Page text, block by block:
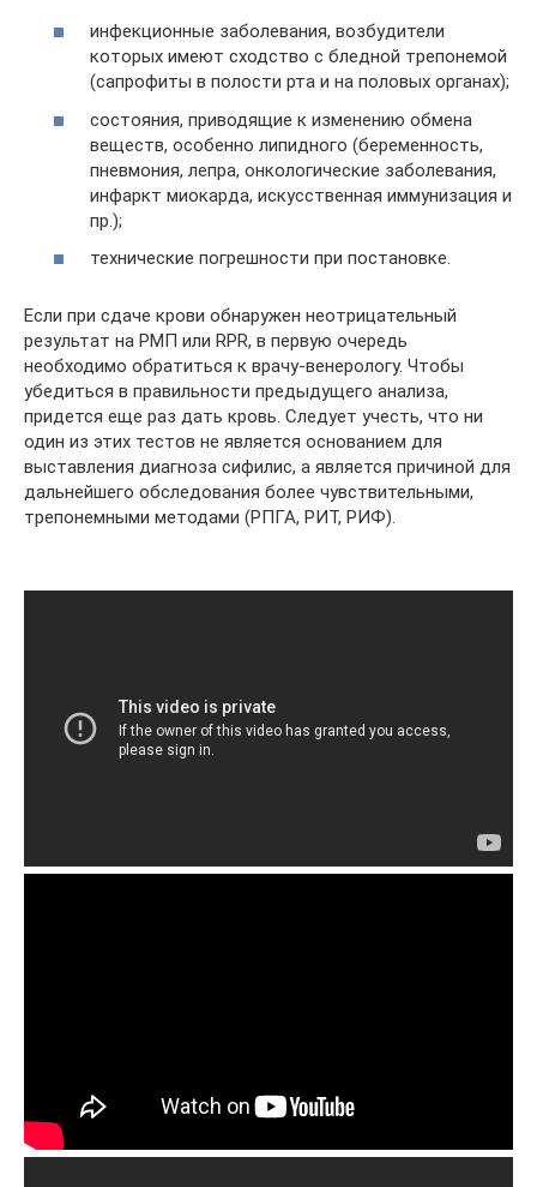
инфекционные заболевания, возбудители
которых имеют сходство с бледной трепонемой
(сапрофиты в полости рта и на половых органах);
состояния, приводящие к изменению обмена
веществ, особенно липидного (беременность,
пневмония, лепра, онкологические заболевания,
инфаркт миокарда, искусственная иммунизация и
пр.);
технические погрешности при постановке.
Если при сдаче крови обнаружен неотрицательный
результат на РМП или RPR, в первую очередь
необходимо обратиться к врачу-венерологу. Чтобы
убедиться в правильности предыдущего анализа,
придется еще раз дать кровь. Следует учесть, что ни
один из этих тестов не является основанием для
выставления диагноза сифилис, а является причиной для
дальнейшего обследования более чувствительными,
трепонемными методами (РПГА, РИТ, РИФ).